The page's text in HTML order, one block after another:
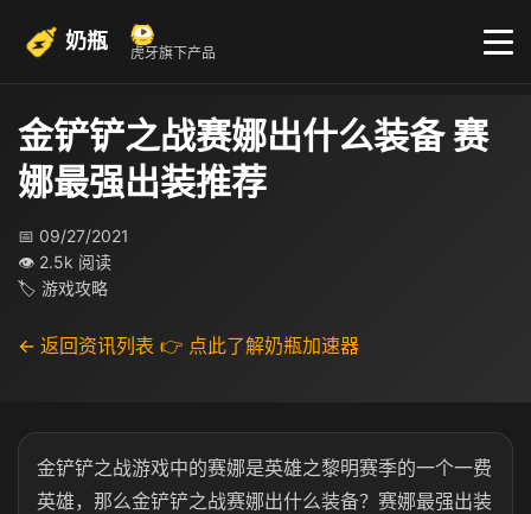
奶瓶 虎牙旗下产品
金铲铲之战赛娜出什么装备 赛
娜最强出装推荐
📅 09/27/2021
👁 2.5k 阅读
🏷 游戏攻略
← 返回资讯列表 👉 点此了解奶瓶加速器
金铲铲之战游戏中的赛娜是英雄之黎明赛季的一个一费
英雄，那么金铲铲之战赛娜出什么装备？赛娜最强出装